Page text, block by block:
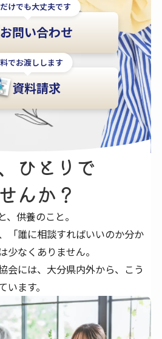
けでも大丈夫です
お問い合わせ
でお渡しします
資料請求
ひとりで​
んか？
供養のこと。
「誰に相談すればいいのか分か
少なくありません。
会には、大分県内外から、こう
ます。